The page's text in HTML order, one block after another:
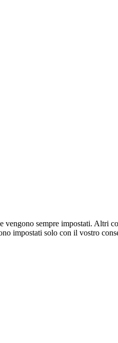
sempre impostati. Altri
impostati solo con il vostro